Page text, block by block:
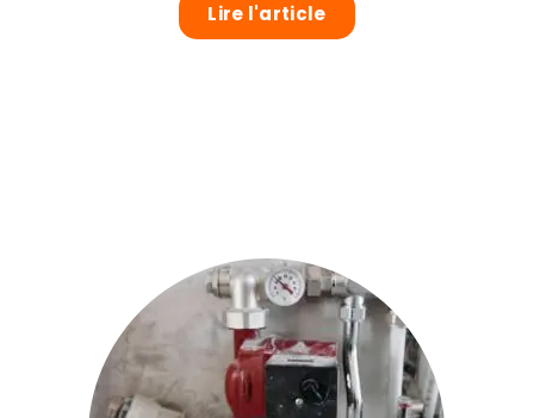
Lire l'article